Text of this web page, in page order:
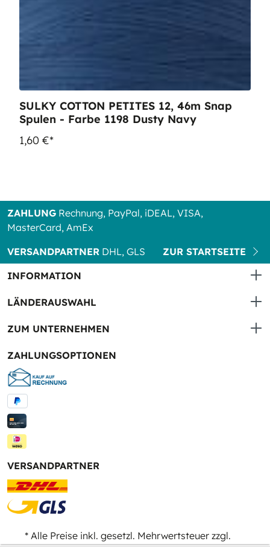
SULKY COTTON PETITES 12, 46m Snap
Spulen - Farbe 1198 Dusty Navy
1,60 €*
ZAHLUNG Rechnung, PayPal, iDEAL, VISA,
MasterCard, AmEx
VERSANDPARTNER DHL, GLS
ZUR STARTSEITE
INFORMATION
LÄNDERAUSWAHL
ZUM UNTERNEHMEN
ZAHLUNGSOPTIONEN
VERSANDPARTNER
* Alle Preise inkl. gesetzl. Mehrwertsteuer zzgl.